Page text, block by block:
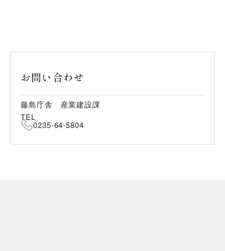
お問い合わせ
藤島庁舎 産業建設課
TEL
0235-64-5804